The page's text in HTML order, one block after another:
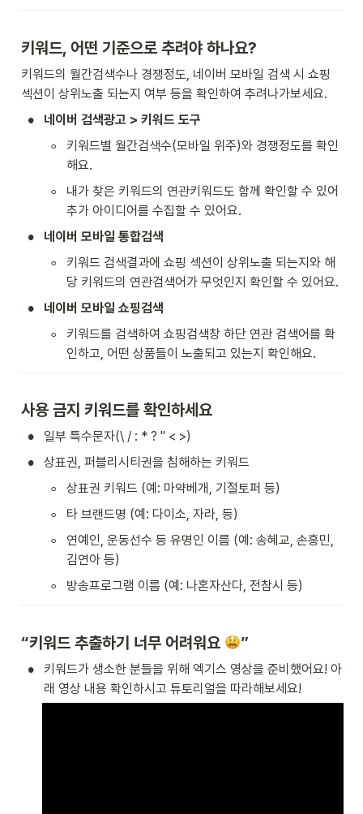
키워드, 어떤 기준으로 추려야 하나요?
키워드의 월간검색수나 경쟁정도, 네이버 모바일 검색 시 쇼핑
섹션이 상위노출 되는지 여부 등을 확인하여 추려나가보세요.
• 네이버 검색광고 > 키워드 도구
◦
키워드별 월간검색수(모바일 위주)와 경쟁정도를 확인
해요.
◦
내가 찾은 키워드의 연관키워드도 함께 확인할 수 있어
추가 아이디어를 수집할 수 있어요.
• 네이버 모바일 통합검색
◦
키워드 검색결과에 쇼핑 섹션이 상위노출 되는지와 해
당 키워드의 연관검색어가 무엇인지 확인할 수 있어요.
• 네이버 모바일 쇼핑검색
◦
키워드를 검색하여 쇼핑검색창 하단 연관 검색어를 확
인하고, 어떤 상품들이 노출되고 있는지 확인해요.
사용 금지 키워드를 확인하세요
• 일부 특수문자(\ / : * ? " < >)
• 상표권, 퍼블리시티권을 침해하는 키워드
◦ 상표권 키워드 (예: 마약베개, 기절토퍼 등)
◦ 타 브랜드명 (예: 다이소, 자라, 등)
◦
연예인, 운동선수 등 유명인 이름 (예: 송혜교, 손흥민,
김연아 등)
◦ 방송프로그램 이름 (예: 나혼자산다, 전참시 등)
“키워드 추출하기 너무 어려워요 ”
•
키워드가 생소한 분들을 위해 엑기스 영상을 준비했어요! 아
래 영상 내용 확인하시고 튜토리얼을 따라해보세요!